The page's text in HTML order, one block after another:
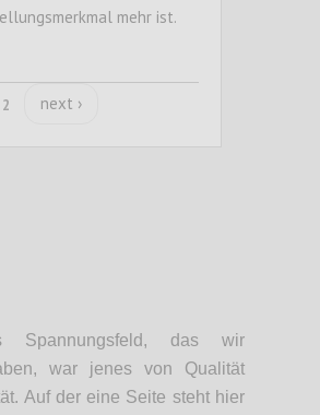
Lösung sein kann.
Spannungsfeld ,
das wir
, war jenes von Qualität
Auf der eine Seite steht hier
mehr ist.
next ›